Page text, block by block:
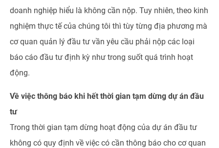
doanh nghiệp hiểu là không cần nộp. Tuy nhiên, theo kinh
nghiệm thực tế của chúng tôi thì tùy từng địa phương mà
cơ quan quản lý đầu tư vần yêu cầu phải nộp các loại
báo cáo đầu tư định kỳ như trong suốt quá trình hoạt
động.
Về việc thông báo khi hết thời gian tạm dừng dự án đầu
tư
Trong thời gian tạm dừng hoạt động của dự án đầu tư
không có quy định về việc có cần thông báo cho cơ quan